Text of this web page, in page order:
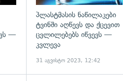
—
პლასტმასის ნაწილაკები
ტვინში აღწევს და ქცევით
ცვლილებებს იწვევს —
კვლევა
31 აგვისტო 2023, 12:42